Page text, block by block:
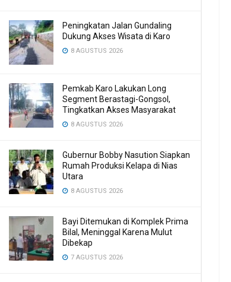
Peningkatan Jalan Gundaling
Dukung Akses Wisata di Karo
8 AGUSTUS 2026
Pemkab Karo Lakukan Long
Segment Berastagi-Gongsol,
Tingkatkan Akses Masyarakat
8 AGUSTUS 2026
Gubernur Bobby Nasution Siapkan
Rumah Produksi Kelapa di Nias
Utara
8 AGUSTUS 2026
Bayi Ditemukan di Komplek Prima
Bilal, Meninggal Karena Mulut
Dibekap
7 AGUSTUS 2026